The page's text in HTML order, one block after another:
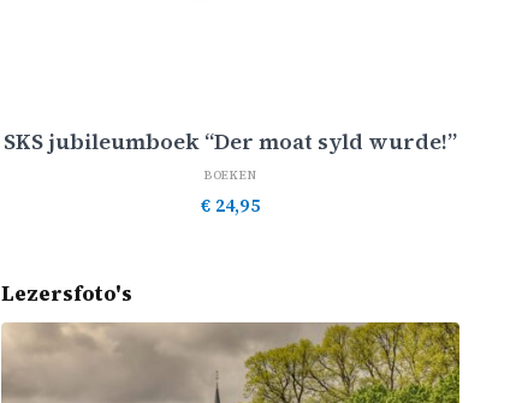
SKS jubileumboek “Der moat syld wurde!”
BOEKEN
€ 24,95
Lezersfoto's